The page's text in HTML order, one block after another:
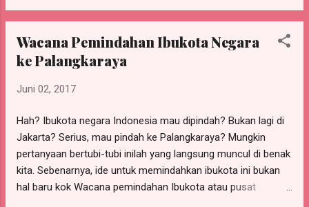
lomba, baik...
RAMADHAN" (all you can eat) berbandrol Rp
dapatkan? - Varian menu yang banyak
banget - Free Ta'jil - Tempat Sholat yang
Menu "Sunset Ramadan" The Sun Hotel
Sidoarjo (dok.pri) Untuk takjil, terdapat
banyak macam kudapan dan jajan tradisional.
Seperti lemper, onde-onde, dadar gulung,
juga tidak ketinggalan kolak dan bubur
Wacana Pemindahan Ibukota Negara
ke Palangkaraya
Juni 02, 2017
Hah? Ibukota negara Indonesia mau dipindah? Bukan lagi di
Jakarta? Serius, mau pindah ke Palangkaraya? Mungkin
pertanyaan bertubi-tubi inilah yang langsung muncul di benak
kita. Sebenarnya, ide untuk memindahkan ibukota ini bukan
hal baru kok Wacana pemindahan Ibukota atau pusat